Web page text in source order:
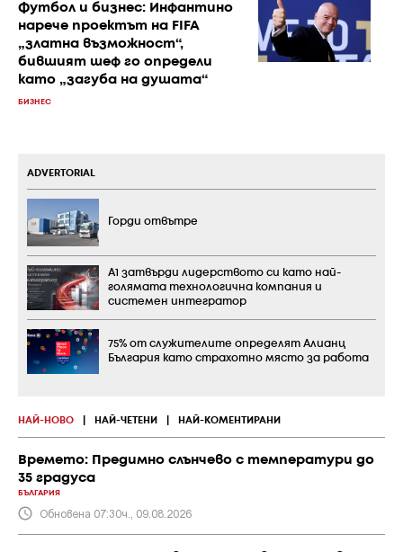
Футбол и бизнес: Инфантино
нарече проектът на FIFA
„златна възможност“,
бившият шеф го определи
като „загуба на душата“
БИЗНЕС
НАЙ-НОВО НАЙ-ЧЕТЕНИ НАЙ-КОМЕНТИРАНИ
Времето: Предимно слънчево с температури до
35 градуса
БЪЛГАРИЯ
Обновена 07:30ч., 09.08.2026
ADVERTORIAL
Горди отвътре
А1 затвърди лидерството си като най-
голямата технологична компания и
системен интегратор
75% от служителите определят Алианц
България като страхотно място за работа